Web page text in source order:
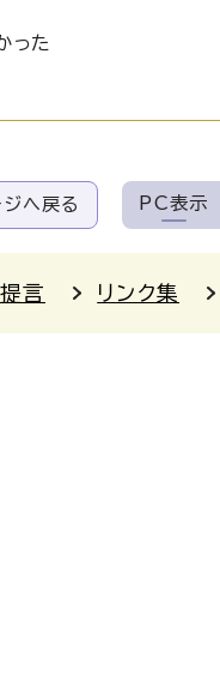
った
ジへ戻る PC表示
言 リンク集